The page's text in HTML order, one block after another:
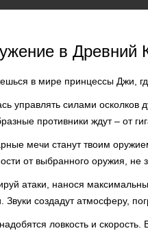
в Древний
в мире принцессы Джи,
управлять силами
противники ждут – от
мечи станут твоим
от выбранного оружия, не
атаки, нанося
Звуки создадут атмосферу,
ловкость и